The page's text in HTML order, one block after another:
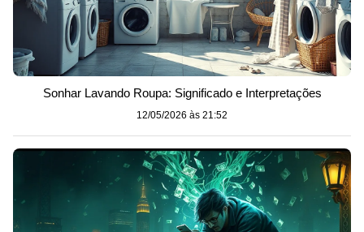
Sonhar Lavando Roupa: Significado e Interpretações
12/05/2026 às 21:52